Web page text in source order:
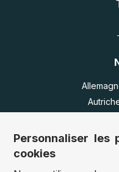
Royaume Uni :
Personnaliser les
cookies